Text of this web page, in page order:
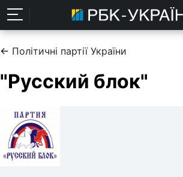
← Політичні партії України
"Русский блок"